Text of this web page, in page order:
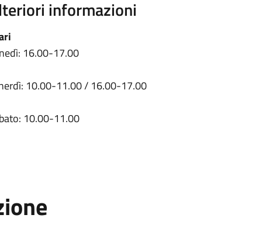
informazioni
16.00-17.00
10.00-11.00 / 16.00-17.00
10.00-11.00